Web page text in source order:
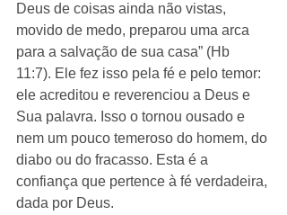
Deus de coisas ainda não vistas,
movido de medo, preparou uma arca
para a salvação de sua casa” (Hb
11:7). Ele fez isso pela fé e pelo temor:
ele acreditou e reverenciou a Deus e
Sua palavra. Isso o tornou ousado e
nem um pouco temeroso do homem, do
diabo ou do fracasso. Esta é a
confiança que pertence à fé verdadeira,
dada por Deus.